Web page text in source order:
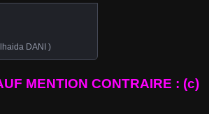
DANI )
MENTION CONTRAIRE : (c)